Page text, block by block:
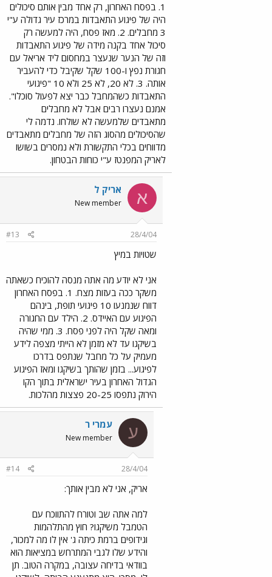
1. בפסח האחרון, רק אחד מבין אותם סיכולים
היה של פיגוע התאבדות במרכז עיר גדולה ע"י
3 מחבלים. 2. מאז פסח, היה למעשה רק
סיכול אחד בקנה מידה של פיגוע התאבדות
וזה של הנער שנעצר במחסום ליד אריאל עם
חגורת נפץ ו-100 שקל שקיבל כדי להעביר
אותה. 3. לא 20, לא 25 ולא 10 "פיגועי
התאבדות כשהמחבל כבר יצא לפעול סוכלו".
אמנם נעצרו רבים אבל לא מחבלים
מתאבדים שלמעשה לא שולחו. נדמה לי
שהסיכולים מהסוג הזה של מחבלים מתאבדים
מדווחים בכלי התקשורת ולא נמסרים בשושו
לאריק המפנטז ע"י כוחות הבטחון.
א אריק ל
New member
28/4/04
#13
שטויות במיץ
אני לא יודע מה אתה מנסה להוכיח כשאתה
משקר ככה בעזות מצח. 1. בפסח האחרון
דווח שנמנעו 10 פיגועי תופת, בינהם
הפיגוע עם האיידס. 2. הילד עם החגורה
ומאה שקל היה לפני פסח. 3. ממי שהיה
בשיקגו עד לא מזמן לא הייתי מצפה לידע
מעמיק על כל מחבל שנתפס בדרכו
לפיגוע... בזמן שהותך בשיקגו ומאז הפיגוע
הגדול האחרון בעיר ישראלית בתוך הקו
הירוק נתפסו 20-25 פצצות מהלכות.
ע עמרי ר
New member
28/4/04
#14
אריק, אני לא מבין אותך:
למה אתה שב וטורח להתווכח עם
הטמבל משיקגו? חוץ מהתלהמות
וגידופים ברמת כיתה ג' אין לו מה למכור,
והידע שלו לגבי המתרחש במציאות הוא
בוודאי בדיחה עצובה, במקרה הטוב. תן